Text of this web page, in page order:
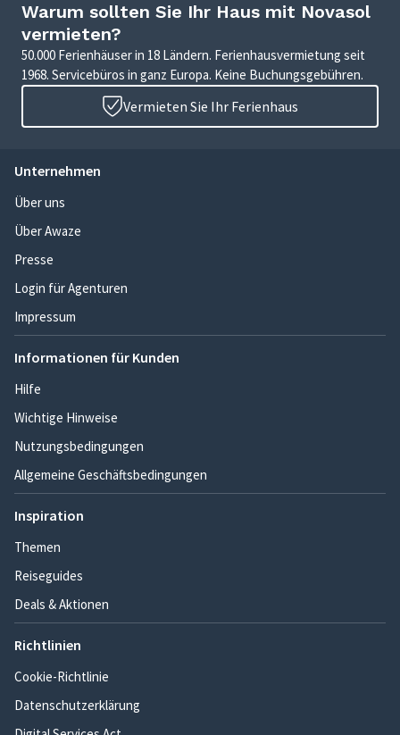
Warum sollten Sie Ihr Haus mit Novasol
vermieten?
50.000 Ferienhäuser in 18 Ländern. Ferienhausvermietung seit
1968. Servicebüros in ganz Europa. Keine Buchungsgebühren.
Vermieten Sie Ihr Ferienhaus
Unternehmen
Über uns
Über Awaze
Presse
Login für Agenturen
Impressum
Informationen für Kunden
Hilfe
Wichtige Hinweise
Nutzungsbedingungen
Allgemeine Geschäftsbedingungen
Inspiration
Themen
Reiseguides
Deals & Aktionen
Richtlinien
Cookie-Richtlinie
Datenschutzerklärung